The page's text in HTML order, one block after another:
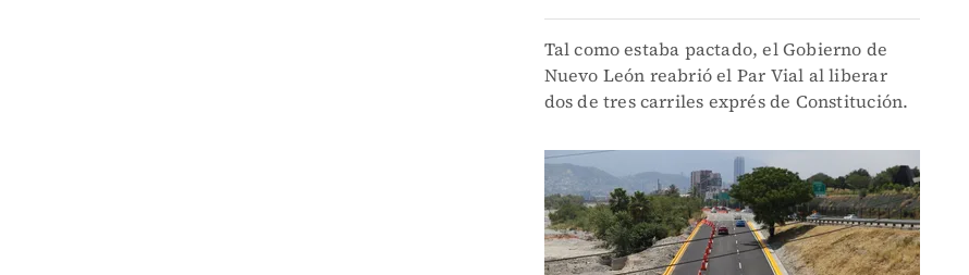
Tal como estaba pactado, el Gobierno de
Nuevo León reabrió el Par Vial al liberar
dos de tres carriles exprés de Constitución.